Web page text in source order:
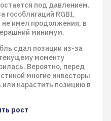
под давлением.
гособлигаций RGBI,
имел продолжения, в
минимум.
сдал позиции из-за
моменту
Вероятно, перед
многие инвесторы
нарастить позицию в
рост